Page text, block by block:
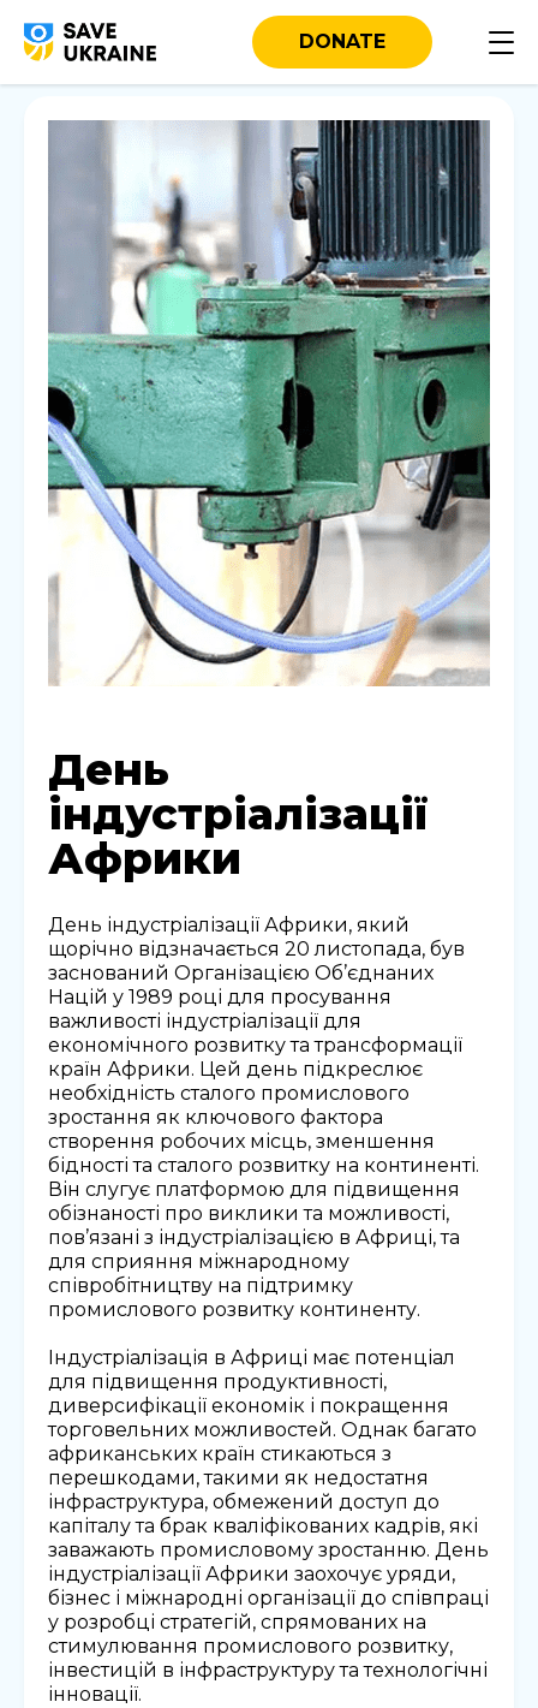
DONATE
День
індустріалізації
Африки
День індустріалізації Африки, який
щорічно відзначається 20 листопада, був
заснований Організацією Об’єднаних
Націй у 1989 році для просування
важливості індустріалізації для
економічного розвитку та трансформації
країн Африки. Цей день підкреслює
необхідність сталого промислового
зростання як ключового фактора
створення робочих місць, зменшення
бідності та сталого розвитку на континенті.
Він слугує платформою для підвищення
обізнаності про виклики та можливості,
пов’язані з індустріалізацією в Африці, та
для сприяння міжнародному
співробітництву на підтримку
промислового розвитку континенту.
Індустріалізація в Африці має потенціал
для підвищення продуктивності,
диверсифікації економік і покращення
торговельних можливостей. Однак багато
африканських країн стикаються з
перешкодами, такими як недостатня
інфраструктура, обмежений доступ до
капіталу та брак кваліфікованих кадрів, які
заважають промисловому зростанню. День
індустріалізації Африки заохочує уряди,
бізнес і міжнародні організації до співпраці
у розробці стратегій, спрямованих на
стимулювання промислового розвитку,
інвестицій в інфраструктуру та технологічні
інновації.